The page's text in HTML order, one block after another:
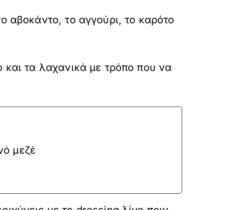
αβοκάντο, το αγγούρι, το καρότο
και τα λαχανικά με τρόπο που να
μεζέ